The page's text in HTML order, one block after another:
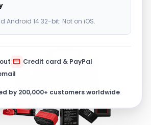
Android 14 32-bit. Not on iOS.
Credit card & PayPal
by 200,000+ customers worldwide